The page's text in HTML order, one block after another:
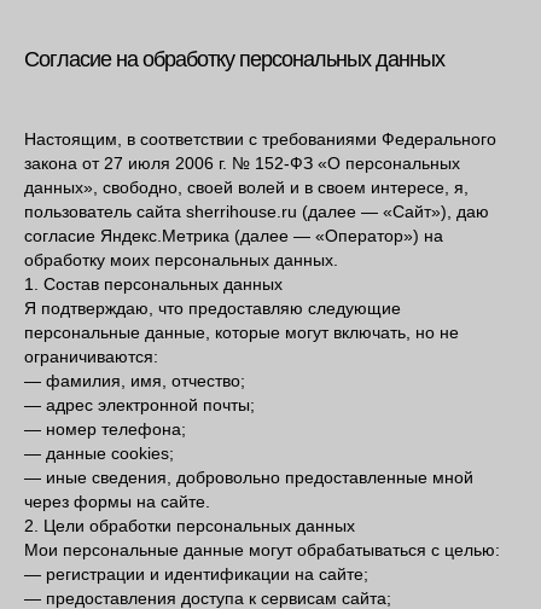
Согласие на обработку персональных данных
Настоящим, в соответствии с требованиями Федерального
закона от 27 июля 2006 г. № 152-ФЗ «О персональных
данных», свободно, своей волей и в своем интересе, я,
пользователь сайта sherrihouse.ru (далее — «Сайт»), даю
согласие Яндекс.Метрика (далее — «Оператор») на
обработку моих персональных данных.
1. Состав персональных данных
Я подтверждаю, что предоставляю следующие
персональные данные, которые могут включать, но не
ограничиваются:
— фамилия, имя, отчество;
— адрес электронной почты;
— номер телефона;
— данные cookies;
— иные сведения, добровольно предоставленные мной
через формы на сайте.
2. Цели обработки персональных данных
Мои персональные данные могут обрабатываться с целью:
— регистрации и идентификации на сайте;
— предоставления доступа к сервисам сайта;